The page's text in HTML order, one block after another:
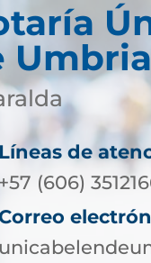
Umbria
Líneas de
+57 (606)